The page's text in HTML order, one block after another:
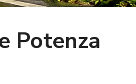
Potenza